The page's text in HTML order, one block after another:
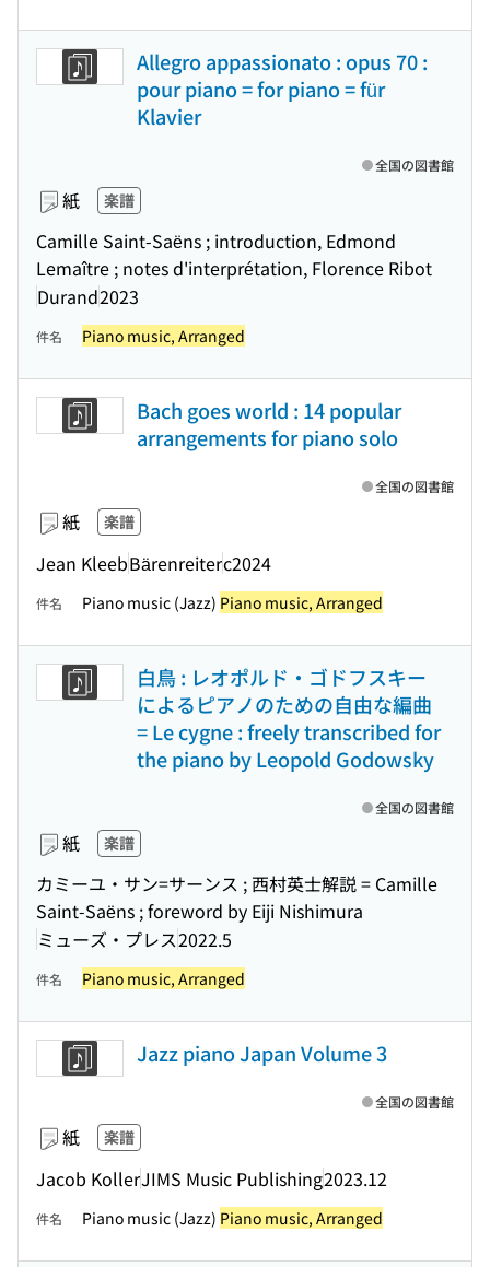
Allegro appassionato : opus 70 :
pour piano = for piano = für
Klavier
紙 楽譜
Camille Saint-Saëns ; introduction, Edmond
Lemaître ; notes d'interprétation, Florence Ribot
Durand2023
全国の図書館
件名 Piano music, Arranged
Bach goes world : 14 popular
arrangements for piano solo
紙 楽譜
Jean KleebBärenreiterc2024
全国の図書館
件名 Piano music (Jazz) Piano music, Arranged
白鳥 : レオポルド・ゴドフスキー
によるピアノのための自由な編曲
= Le cygne : freely transcribed for
the piano by Leopold Godowsky
紙 楽譜
カミーユ・サン=サーンス ; 西村英士解説 = Camille
Saint-Saëns ; foreword by Eiji Nishimura
ミューズ・プレス2022.5
全国の図書館
件名 Piano music, Arranged
Jazz piano Japan Volume 3
紙 楽譜
Jacob KollerJIMS Music Publishing2023.12
全国の図書館
件名 Piano music (Jazz) Piano music, Arranged